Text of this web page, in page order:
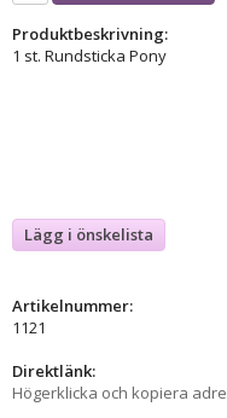
Produktbeskrivning:
1 st. Rundsticka Pony
Lägg i önskelista
Artikelnummer:
1121
Direktlänk:
Högerklicka och kopiera